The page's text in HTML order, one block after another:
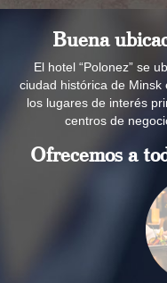
Buena
El hotel “Polonez” se
ciudad histórica de
los lugares de interés
centros de
Ofrecemos a